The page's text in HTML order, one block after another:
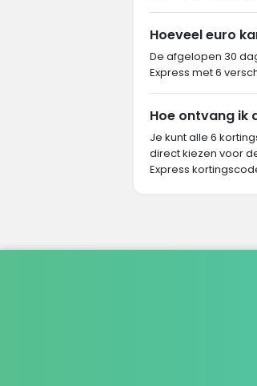
Hoeveel euro
De afgelopen 30
Express met 6
Hoe ontvang ik
Je kunt alle 6
direct kiezen voor
Express